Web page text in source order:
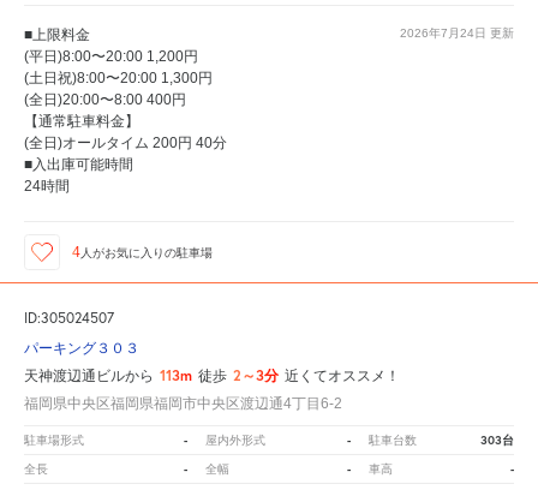
2026年7月24日 更新
■上限料金
(平日)8:00〜20:00 1,200円
(土日祝)8:00〜20:00 1,300円
(全日)20:00〜8:00 400円
【通常駐車料金】
(全日)オールタイム 200円 40分
■入出庫可能時間
24時間
4 人がお気に入りの駐車場
ID:305024507
パーキング３０３
天神渡辺通ビルから 113m 徒歩 2～3分 近くてオススメ！
福岡県中央区福岡県福岡市中央区渡辺通4丁目6-2
駐車場形式 - 屋内外形式 - 駐車台数 303台
全長 - 全幅 - 車高 -